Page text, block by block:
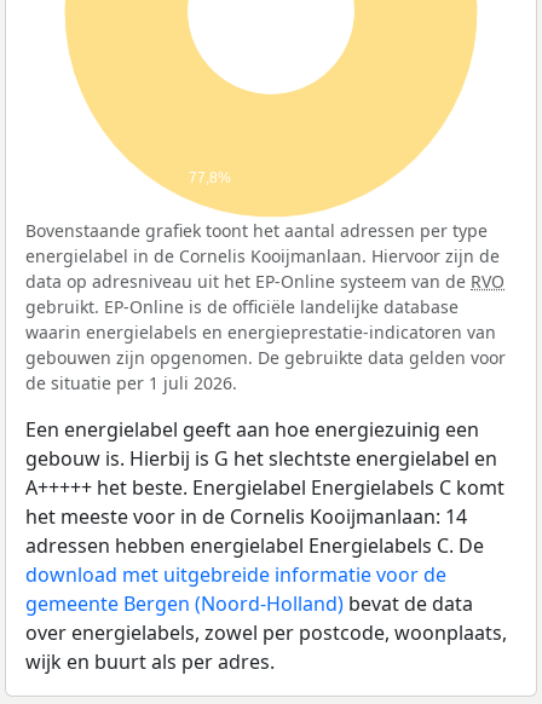
77,8%
Bovenstaande grafiek toont het aantal adressen per type
energielabel in de Cornelis Kooijmanlaan. Hiervoor zijn de
data op adresniveau uit het EP-Online systeem van de RVO
gebruikt. EP-Online is de officiële landelijke database
waarin energielabels en energieprestatie-indicatoren van
gebouwen zijn opgenomen. De gebruikte data gelden voor
de situatie per 1 juli 2026.
Een energielabel geeft aan hoe energiezuinig een
gebouw is. Hierbij is G het slechtste energielabel en
A+++++ het beste. Energielabel Energielabels C komt
het meeste voor in de Cornelis Kooijmanlaan: 14
adressen hebben energielabel Energielabels C. De
download met uitgebreide informatie voor de
gemeente Bergen (Noord-Holland) bevat de data
over energielabels, zowel per postcode, woonplaats,
wijk en buurt als per adres.